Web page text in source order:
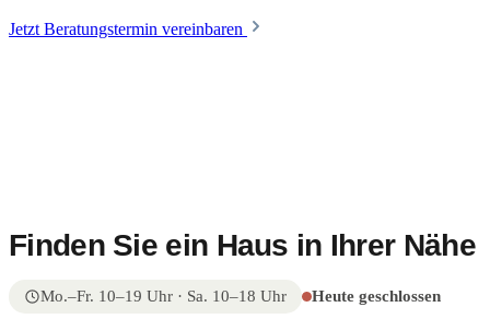
Jetzt Beratungstermin vereinbaren
Finden Sie ein Haus in Ihrer Nähe
Mo.–Fr. 10–19 Uhr · Sa. 10–18 Uhr Heute geschlossen